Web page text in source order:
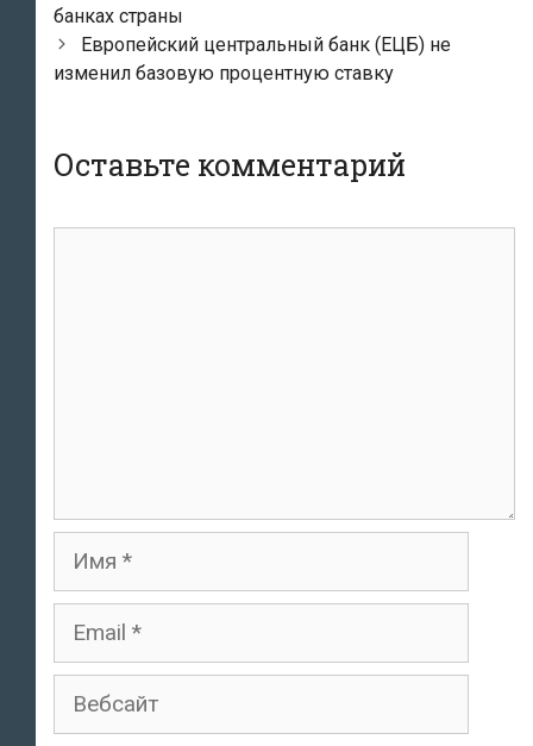
записям
банках страны
Европейский центральный банк (ЕЦБ) не
изменил базовую процентную ставку
Оставьте комментарий
Имя
Email
Вебсайт